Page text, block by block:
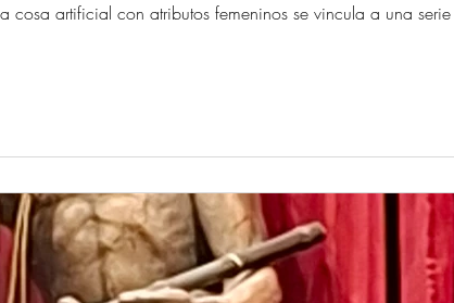
artificial con atributos femeninos se vincula a una serie